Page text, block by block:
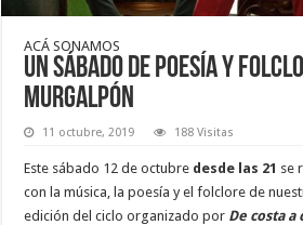
ACÁ SONAMOS
Un sábado de poesía y
Murgalpón
11 octubre, 2019 188 Visitas
Este sábado 12 de octubre desde las 21 se
con la música, la poesía y el folclore de
edición del ciclo organizado por De costa a